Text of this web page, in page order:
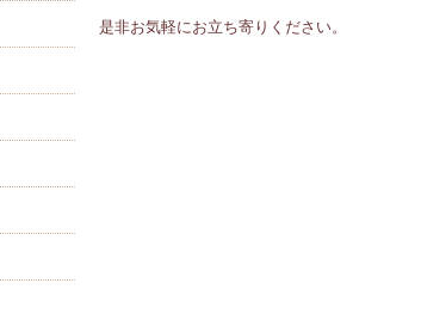
是非お気軽にお立ち寄りください。